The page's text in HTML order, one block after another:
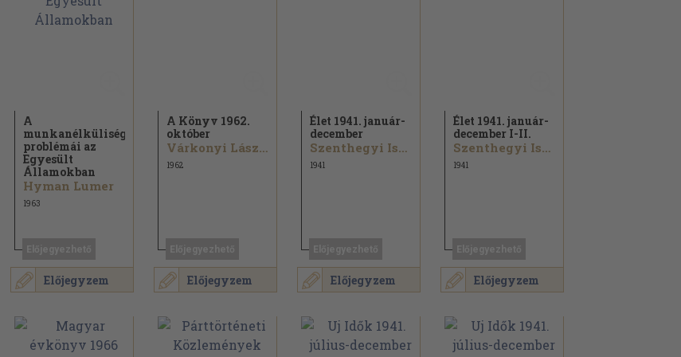
Előjegyzem
A
munkanélküliség
problémái az
Egyesült
Államokban
Hyman Lumer
1963
Előjegyzem
A Könyv 1962.
október
Várkonyi László...
1962
Előjegyzem
Élet 1941. január-
december
Szenthegyi István...
1941
Előjegyzem
Élet 1941. január-
december I-II.
Szenthegyi István...
1941